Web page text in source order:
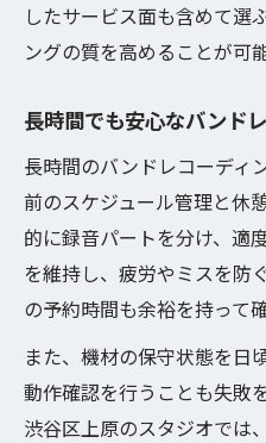
したサービス面も含めて選
ングの質を高めることが可能
長時間でも安心なバンド
長時間のバンドレコーディ
前のスケジュール管理と休
的に録音パートを分け、適
を維持し、疲労やミスを防
の予約時間も余裕を持って
また、機材の保守状態を日
動作確認を行うことも失敗
渋谷区上原のスタジオでは